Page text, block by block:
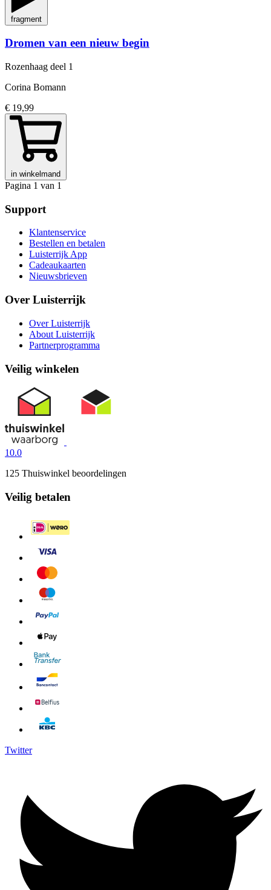
fragment
Dromen van een nieuw begin
Rozenhaag deel 1
Corina Bomann
€ 19,99
in winkelmand
Pagina 1 van 1
Support
Klantenservice
Bestellen en betalen
Luisterrijk App
Cadeaukaarten
Nieuwsbrieven
Over Luisterrijk
Over Luisterrijk
About Luisterrijk
Partnerprogramma
Veilig winkelen
10.0
125 Thuiswinkel beoordelingen
Veilig betalen
Twitter